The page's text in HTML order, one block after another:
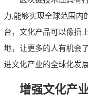
力,能够实现全球范围内
台，文化产品可以像插
地，让更多的人有机会
进文化产业的全球化发
增强文化产